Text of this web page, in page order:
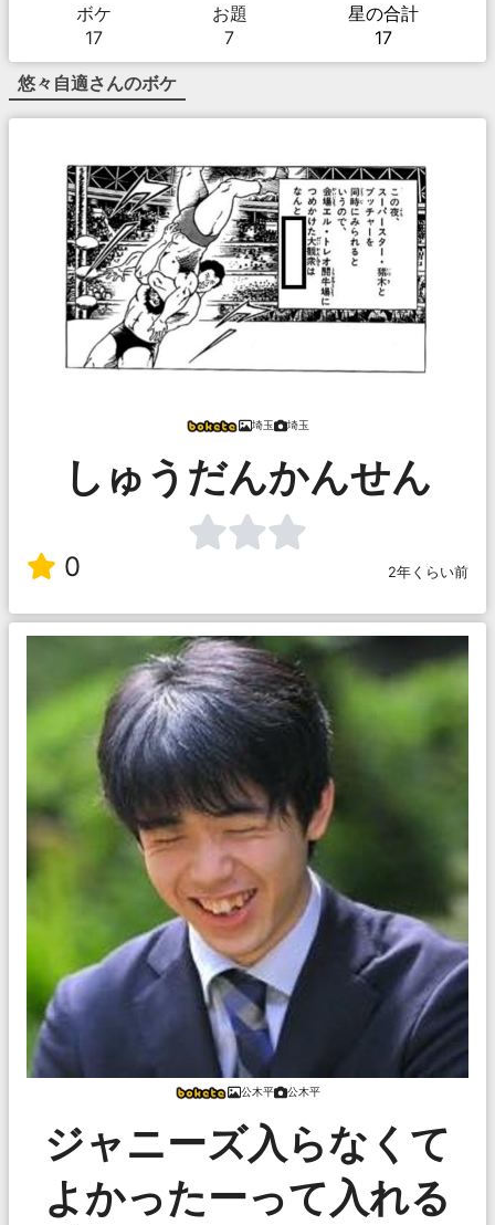
ボケ
17
お題
7
星の合計
17
悠々自適さんのボケ
埼玉 埼玉
しゅうだんかんせん
0 2年くらい前
公木平 公木平
ジャニーズ入らなくて
よかったーって入れる